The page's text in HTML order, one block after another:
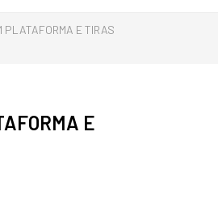
PLATAFORMA E TIRAS
E